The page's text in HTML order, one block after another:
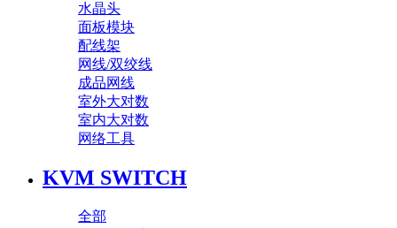
水晶头
面板模块
配线架
网线/双绞线
成品网线
室外大对数
室内大对数
网络工具
KVM SWITCH
全部